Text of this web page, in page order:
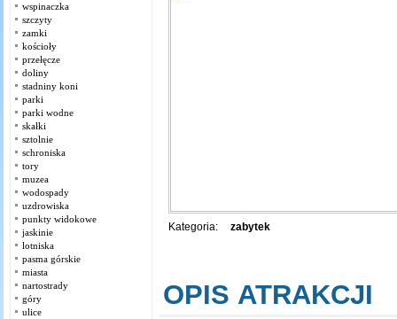
wspinaczka
szczyty
zamki
kościoły
przełęcze
doliny
stadniny koni
parki
parki wodne
skałki
sztolnie
schroniska
tory
muzea
wodospady
uzdrowiska
punkty widokowe
jaskinie
lotniska
pasma górskie
miasta
nartostrady
góry
ulice
Kategoria: zabytek
OPIS ATRAKCJI